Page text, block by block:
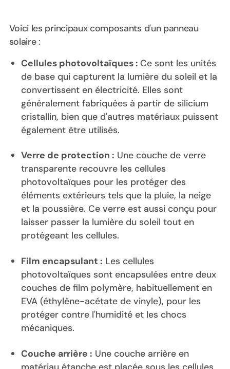
Voici les principaux composants d'un panneau
solaire :
Cellules photovoltaïques :Ce sont les unités
de base qui capturent la lumière du soleil et la
convertissent en électricité. Elles sont
généralement fabriquées à partir de silicium
cristallin, bien que d'autres matériaux puissent
également être utilisés.
Verre de protection : Une couche de verre
transparente recouvre les cellules
photovoltaïques pour les protéger des
éléments extérieurs tels que la pluie, la neige
et la poussière. Ce verre est aussi conçu pour
laisser passer la lumière du soleil tout en
protégeant les cellules.
Film encapsulant : Les cellules
photovoltaïques sont encapsulées entre deux
couches de film polymère, habituellement en
EVA (éthylène-acétate de vinyle), pour les
protéger contre l'humidité et les chocs
mécaniques.
Couche arrière : Une couche arrière en
matériau étanche est placée sous les cellules